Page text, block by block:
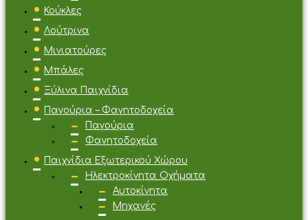
Κούκλες
Λούτρινα
Μινιατούρες
Μπάλες
Ξύλινα Παιχνίδια
Παγούρια – Φαγητοδοχεία
Παγούρια
Φαγητοδοχεία
Παιχνίδια Εξωτερικού Χώρου
Ηλεκτροκίνητα Οχήματα
Αυτοκίνητα
Μηχανές